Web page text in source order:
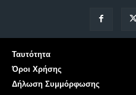
Ταυτότητα
Όροι Χρήσης
Δήλωση Συμμόρφωσης